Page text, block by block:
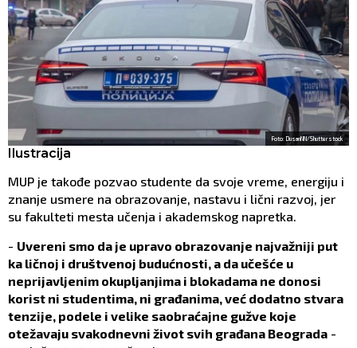
Foto: DusanNN/Shutterstock
Ilustracija
MUP je takođe pozvao studente da svoje vreme, energiju i
znanje usmere na obrazovanje, nastavu i lični razvoj, jer
su fakulteti mesta učenja i akademskog napretka.
- Uvereni smo da je upravo obrazovanje najvažniji put
ka ličnoj i društvenoj budućnosti, a da učešće u
neprijavljenim okupljanjima i blokadama ne donosi
korist ni studentima, ni građanima, već dodatno stvara
tenzije, podele i velike saobraćajne gužve koje
otežavaju svakodnevni život svih građana Beograda -